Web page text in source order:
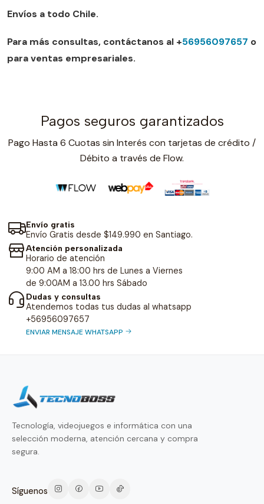
Envíos a todo Chile.
Para más consultas, contáctanos al +56956097657 o
para ventas empresariales.
Pagos seguros garantizados
Pago Hasta 6 Cuotas sin Interés con tarjetas de crédito /
Débito a través de Flow.
Envío gratis
Envío Gratis desde $149.990 en Santiago.
Atención personalizada
Horario de atención
9:00 AM a 18:00 hrs de Lunes a Viernes
de 9:00AM a 13.00 hrs Sábado
Dudas y consultas
Atendemos todas tus dudas al whatsapp
+56956097657
ENVIAR MENSAJE WHATSAPP
Tecnología, videojuegos e informática con una
selección moderna, atención cercana y compra
segura.
Síguenos